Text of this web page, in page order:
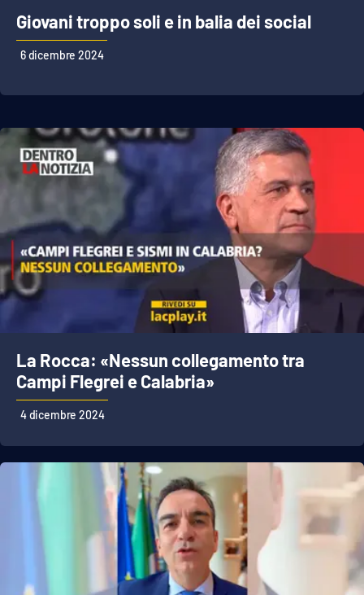
Giovani troppo soli e in balia dei social
6 dicembre 2024
La Rocca: «Nessun collegamento tra
Campi Flegrei e Calabria»
4 dicembre 2024